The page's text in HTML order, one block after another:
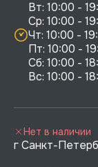
Вт: 10:00 -
Ср: 10:00 -
Чт: 10:00 -
Пт: 10:00 -
Сб: 10:00 -
г Санкт-
Нет в наличии